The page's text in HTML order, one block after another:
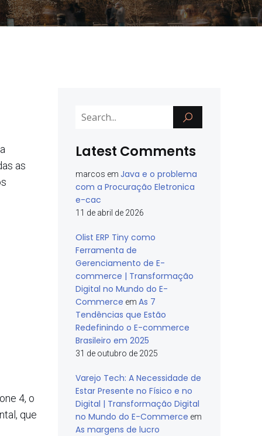
as
4, o
que
Latest Comments
marcos em Java e o problema
com a Procuração Eletronica
e-cac
11 de abril de 2026
Olist ERP Tiny como
Ferramenta de
Gerenciamento de E-
commerce | Transformação
Digital no Mundo do E-
Commerce em As 7
Tendências que Estão
Redefinindo o E-commerce
Brasileiro em 2025
31 de outubro de 2025
Varejo Tech: A Necessidade de
Estar Presente no Físico e no
Digital | Transformação Digital
no Mundo do E-Commerce em
As margens de lucro